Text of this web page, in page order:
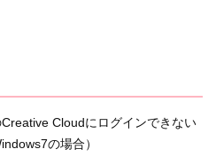
Creative Cloudにログインできない
の場合）